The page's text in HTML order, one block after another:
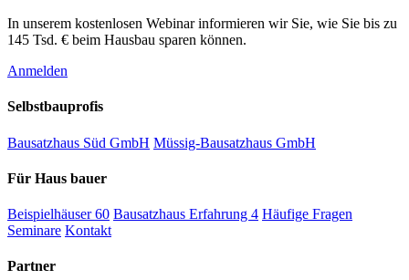
In unserem kostenlosen Webinar informieren wir Sie, wie Sie bis zu
145 Tsd. € beim Hausbau sparen können.
Anmelden
Selbstbauprofis
Bausatzhaus Süd GmbH Müssig-Bausatzhaus GmbH
Für Haus bauer
Beispielhäuser60 Bausatzhaus Erfahrung 4 Häufige Fragen
Seminare Kontakt
Partner